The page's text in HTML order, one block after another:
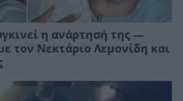
η ανάρτησή της —
τον Νεκτάριο Λεμονίδη και